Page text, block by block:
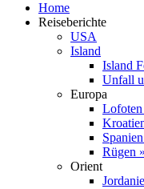
Home
Reiseberichte
USA
Island
Island
Unfall
Europa
Rügen
Orient